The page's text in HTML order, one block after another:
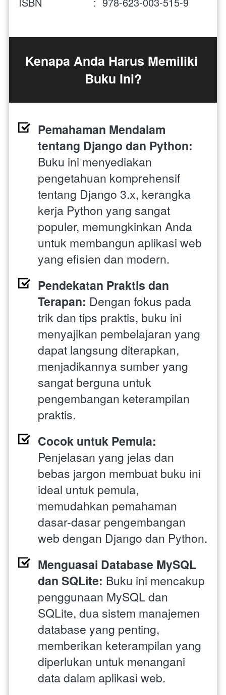
Kenapa Anda Harus Memiliki
Buku Ini?
Pemahaman Mendalam
tentang Django dan Python:
Buku ini menyediakan
pengetahuan komprehensif
tentang Django 3.x, kerangka
kerja Python yang sangat
populer, memungkinkan Anda
untuk membangun aplikasi web
yang efisien dan modern.
Pendekatan Praktis dan
Terapan: Dengan fokus pada
trik dan tips praktis, buku ini
menyajikan pembelajaran yang
dapat langsung diterapkan,
menjadikannya sumber yang
sangat berguna untuk
pengembangan keterampilan
praktis.
Cocok untuk Pemula:
Penjelasan yang jelas dan
bebas jargon membuat buku ini
ideal untuk pemula,
memudahkan pemahaman
dasar-dasar pengembangan
web dengan Django dan Python.
Menguasai Database MySQL
dan SQLite: Buku ini mencakup
penggunaan MySQL dan
SQLite, dua sistem manajemen
database yang penting,
memberikan keterampilan yang
diperlukan untuk menangani
data dalam aplikasi web.